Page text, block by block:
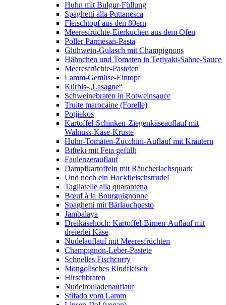
Huhn mit Bulgur-Füllung
Spaghetti alla Puttanesca
Fleischtopf aus den 80ern
Meeresfrüchte-Eierkuchen aus dem Ofen
Poller Parmesan-Pasta
Glühwein-Gulasch mit Champignons
Hähnchen und Tomaten in Teriyaki-Sahne-Sauce
Meeresfrüchte-Pasteten
Lamm-Gemüse-Eintopf
Kürbis-„Lasagne“
Schweinebraten in Rotweinsauce
Truite marocaine (Forelle)
Potjiekos
Kartoffel-Schinken-Ziegenkäseauflauf mit
Walnuss-Käse-Kruste
Huhn-Tomaten-Zucchini-Auflauf mit Kräutern
Bifteki mit Feta gefüllt
Faulenzerauflauf
Dampfkartoffeln mit Räucherlachsquark
Und noch ein Hackfleischstrudel
Tagliatelle alla quarantena
Bœuf à la Bourguignonne
Spaghetti mit Bärlauchpesto
Jambalaya
Dreikäsehoch: Kartoffel-Birnen-Auflauf mit
dreierlei Käse
Nudelauflauf mit Meeresfrüchten
Champignon-Leber-Pastete
Schnelles Fischcurry
Mongolisches Rindfleisch
Hirschbraten
Nudelrouladenauflauf
Stifado vom Lamm